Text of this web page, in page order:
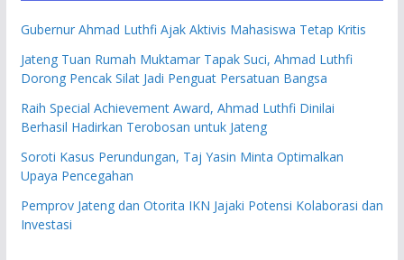
Gubernur Ahmad Luthfi Ajak Aktivis Mahasiswa Tetap Kritis
Jateng Tuan Rumah Muktamar Tapak Suci, Ahmad Luthfi
Dorong Pencak Silat Jadi Penguat Persatuan Bangsa
Raih Special Achievement Award, Ahmad Luthfi Dinilai
Berhasil Hadirkan Terobosan untuk Jateng
Soroti Kasus Perundungan, Taj Yasin Minta Optimalkan
Upaya Pencegahan
Pemprov Jateng dan Otorita IKN Jajaki Potensi Kolaborasi dan
Investasi